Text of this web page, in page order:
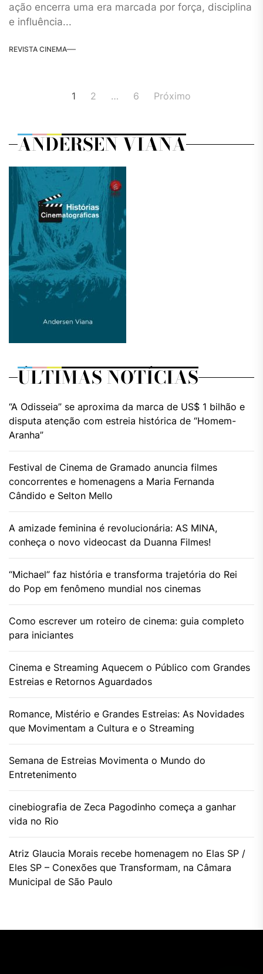
ação encerra uma era marcada por força, disciplina
e influência...
REVISTA CINEMA
Navegação
posts
1 2 … 6 Próximo
ANDERSEN VIANA
ÚLTIMAS NOTÍCIAS
“A Odisseia” se aproxima da marca de US$ 1 bilhão e
disputa atenção com estreia histórica de “Homem-
Aranha”
Festival de Cinema de Gramado anuncia filmes
concorrentes e homenagens a Maria Fernanda
Cândido e Selton Mello
A amizade feminina é revolucionária: AS MINA,
conheça o novo videocast da Duanna Filmes!
“Michael” faz história e transforma trajetória do Rei
do Pop em fenômeno mundial nos cinemas
Como escrever um roteiro de cinema: guia completo
para iniciantes
Cinema e Streaming Aquecem o Público com Grandes
Estreias e Retornos Aguardados
Romance, Mistério e Grandes Estreias: As Novidades
que Movimentam a Cultura e o Streaming
Semana de Estreias Movimenta o Mundo do
Entretenimento
cinebiografia de Zeca Pagodinho começa a ganhar
vida no Rio
Atriz Glaucia Morais recebe homenagem no Elas SP /
Eles SP – Conexões que Transformam, na Câmara
Municipal de São Paulo